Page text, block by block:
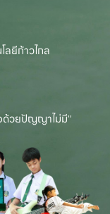
ลยีก้าวไกล
ด้วยปัญญาไม่มี”